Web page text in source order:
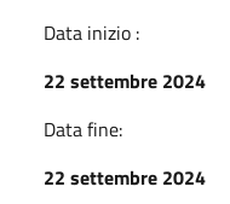
Data inizio :
22 settembre 2024
Data fine:
22 settembre 2024